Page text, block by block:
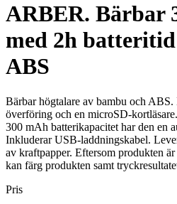
ARBER. Bärbar
med 2h
ABS
Bärbar högtalare av bambu och
överföring och en microSD-
300 mAh batterikapacitet har den en
Inkluderar USB-laddningskabel.
av kraftpapper. Eftersom produkten
kan färg produkten samt
Pris